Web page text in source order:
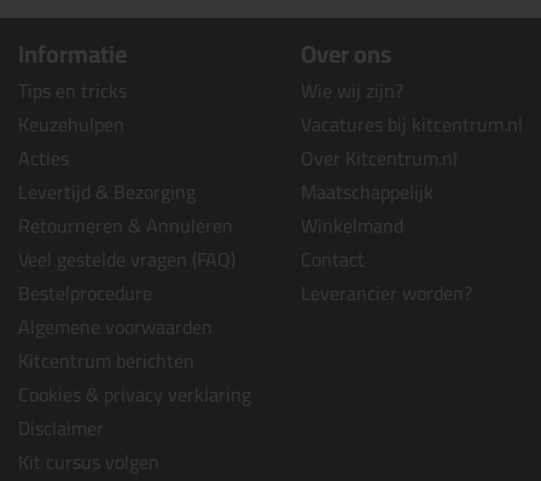
Informatie
Tips en tricks
Keuzehulpen
Acties
Levertijd & Bezorging
Retourneren & Annuleren
Veel gestelde vragen (FAQ)
Bestelprocedure
Algemene voorwaarden
Kitcentrum berichten
Cookies & privacy verklaring
Disclaimer
Kit cursus volgen
Over ons
Wie wij zijn?
Vacatures bij kitcentrum.nl
Over Kitcentrum.nl
Maatschappelijk
Winkelmand
Contact
Leverancier worden?